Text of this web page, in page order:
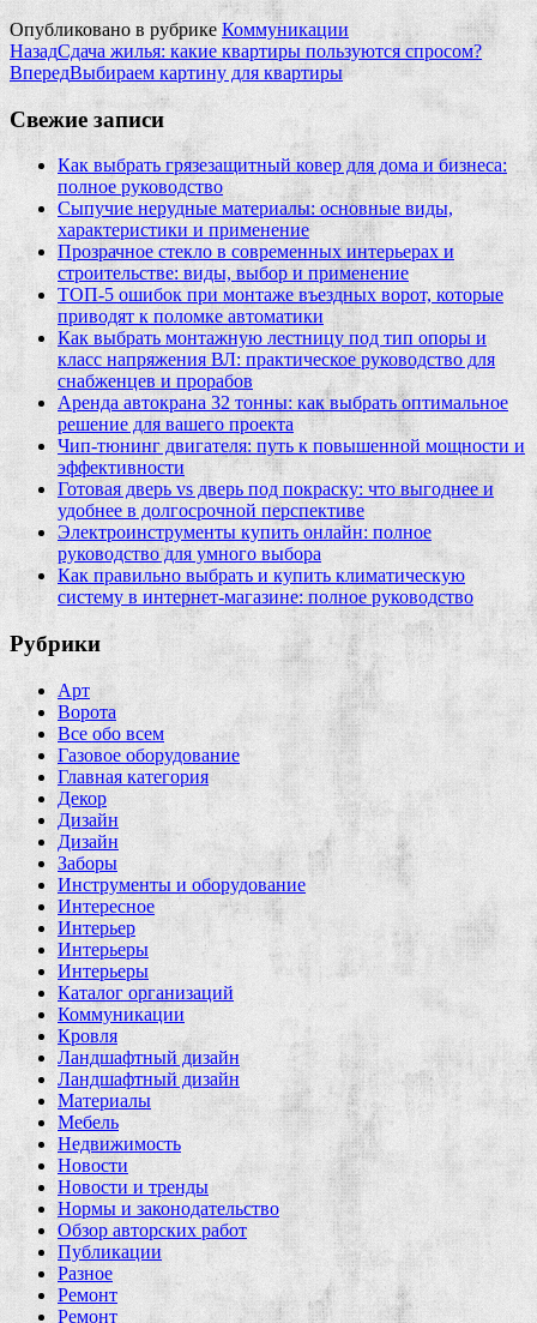
Опубликовано в рубрике Коммуникации
НазадСдача жилья: какие квартиры пользуются спросом?
ВпередВыбираем картину для квартиры
Свежие записи
Как выбрать грязезащитный ковер для дома и бизнеса:
полное руководство
Сыпучие нерудные материалы: основные виды,
характеристики и применение
Прозрачное стекло в современных интерьерах и
строительстве: виды, выбор и применение
ТОП-5 ошибок при монтаже въездных ворот, которые
приводят к поломке автоматики
Как выбрать монтажную лестницу под тип опоры и
класс напряжения ВЛ: практическое руководство для
снабженцев и прорабов
Аренда автокрана 32 тонны: как выбрать оптимальное
решение для вашего проекта
Чип‑тюнинг двигателя: путь к повышенной мощности и
эффективности
Готовая дверь vs дверь под покраску: что выгоднее и
удобнее в долгосрочной перспективе
Электроинструменты купить онлайн: полное
руководство для умного выбора
Как правильно выбрать и купить климатическую
систему в интернет‑магазине: полное руководство
Рубрики
Арт
Ворота
Все обо всем
Газовое оборудование
Главная категория
Декор
Дизайн
Дизайн
Заборы
Инструменты и оборудование
Интересное
Интерьер
Интерьеры
Интерьеры
Каталог организаций
Коммуникации
Кровля
Ландшафтный дизайн
Ландшафтный дизайн
Материалы
Мебель
Недвижимость
Новости
Новости и тренды
Нормы и законодательство
Обзор авторских работ
Публикации
Разное
Ремонт
Ремонт